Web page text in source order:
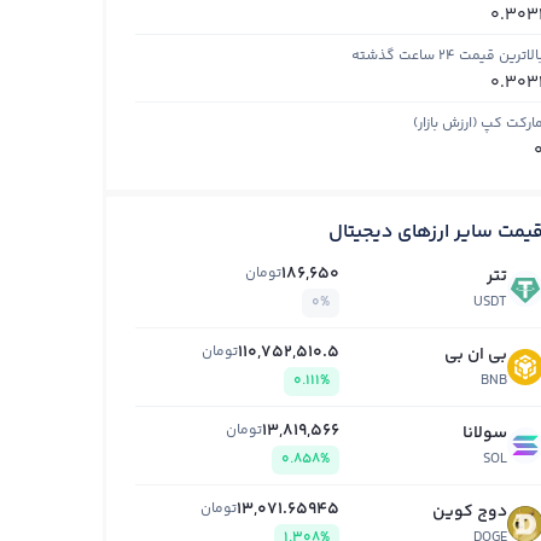
0.3031
قیمت ۲۴ ساعت گذشته
0.3031
مارکت کپ (ارزش بازار)
0
قیمت سایر ارزهای دیجیتال
تتر
USDT
186,650تومان
0%
بی ان بی
BNB
110,752,510.5تومان
0.111%
سولانا
SOL
13,819,566تومان
0.858%
دوج کوین 13,071.65945تومان